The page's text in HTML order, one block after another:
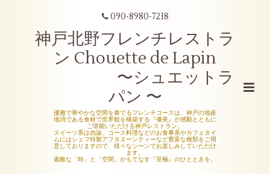
090-8980-7218
神戸北野フレンチレストラ
ン Chouette de Lapin
〜シュエットラ
パン 〜
優雅で華やかな空間を奏でるフレンチコースは、神戸の地産
地消である食材で世界観を構築する『優美』が感動とともに
ご堪能いただける神戸レストラン。
スイーツ系は勿論、コース料理などのお食事系やカフェタイ
ムにはシェフ特製アフタヌーンティーなど豊富な種類をご用
意しておりますので、様々なシーンでお楽しみしていただけ
ます。
素敵な「時」と「空間」がもてなす『至極』のひとときを。